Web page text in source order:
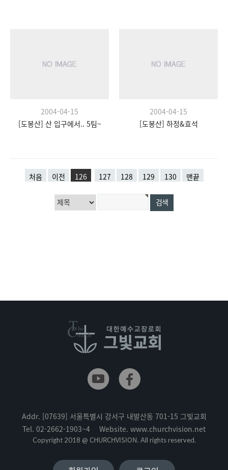
2004-04-15
[도봉산] 산 입구에서.. 5팀~
2004-04-15
[도봉산] 하정&효석
처음 이전 126 127 128 129 130 맨끝
Addr. [07639] 서울특별시 강서구 내발산동 701-15 그빛교회
Tel. 02-2662-1903~4 Website. www.churchvision.net
Copyright 2018 @ CHURCHVISION. All rights reserved.